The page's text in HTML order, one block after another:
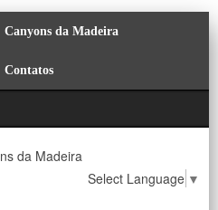
Canyons da Madeira
Contatos
Select Language ▼